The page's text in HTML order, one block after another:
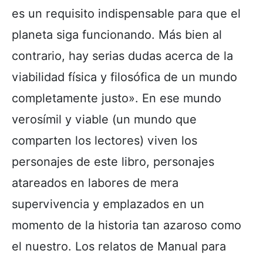
es un requisito indispensable para que el
planeta siga funcionando. Más bien al
contrario, hay serias dudas acerca de la
viabilidad física y filosófica de un mundo
completamente justo». En ese mundo
verosímil y viable (un mundo que
comparten los lectores) viven los
personajes de este libro, personajes
atareados en labores de mera
supervivencia y emplazados en un
momento de la historia tan azaroso como
el nuestro. Los relatos de Manual para